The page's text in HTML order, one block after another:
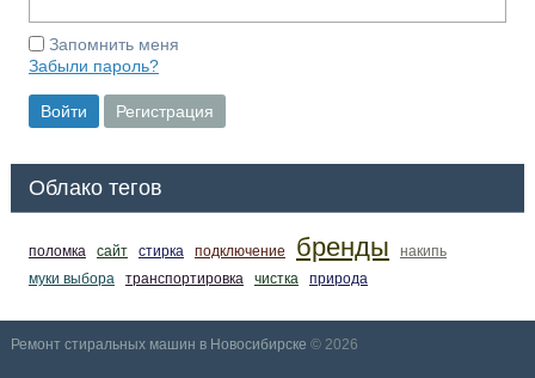
Запомнить меня
Забыли пароль?
Войти Регистрация
Облако тегов
поломка сайт стирка подключение бренды
накипь
муки выбора
транспортировка чистка природа
Ремонт стиральных машин в Новосибирске © 2026